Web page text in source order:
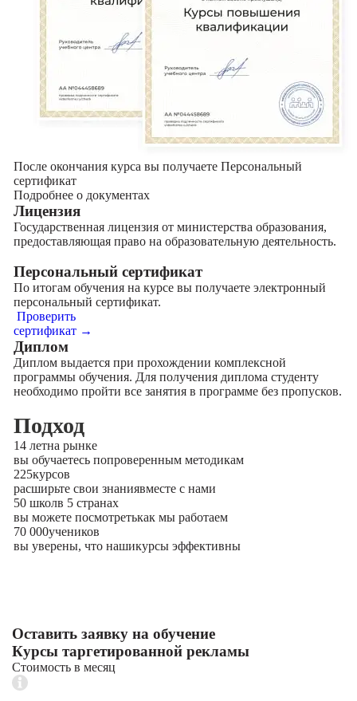
После окончания курса вы получаете Персональный
сертификат
Подробнее о документах
Лицензия
Государственная лицензия от министерства образования,
предоставляющая право на образовательную деятельность.
Персональный сертификат
По итогам обучения на курсе вы получаете электронный
персональный сертификат.
Проверить
сертификат →
Диплом
Диплом выдается при прохождении комплексной
программы обучения. Для получения диплома студенту
необходимо пройти все занятия в программе без пропусков.
Подход
14 летна рынке
вы обучаетесь попроверенным методикам
225курсов
расширьте свои знаниявместе с нами
50 школв 5 странах
вы можете посмотретькак мы работаем
70 000учеников
вы уверены, что нашикурсы эффективны
Оставить заявку на обучение
Курсы таргетированной рекламы
Стоимость в месяц